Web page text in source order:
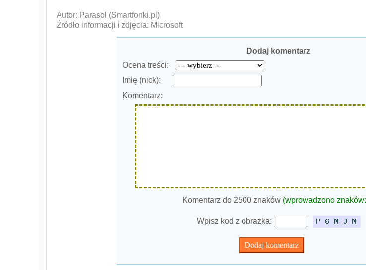
Autor: Parasol (Smartfonki.pl)
Źródło informacji i zdjęcia: Microsoft
Dodaj komentarz
Ocena treści:
Imię (nick):
Komentarz:
Komentarz do 2500 znaków (wprowadzono znaków:
Wpisz kod z obrazka: